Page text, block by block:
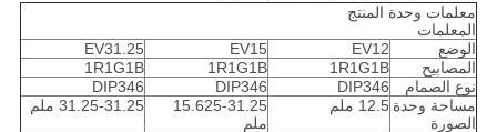
معلمات وحدة المنتج
المعلمات
الوضع
EV12
EV15
EV31.25
المصابيح
1R1G1B
1R1G1B
1R1G1B
نوع الصمام
DIP346
DIP346
DIP346
مساحة وحدة
الصورة
12.5 ملم
15.625-31.25
ملم
31.25-31.25 ملم